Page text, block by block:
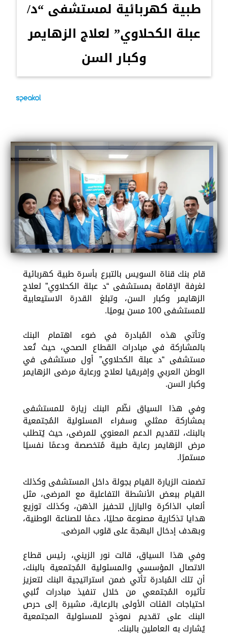
طبية كهربائية لمستشفى “د/
عبلة الكحلاوي” لعلاج الزهايمر
وكبار السن
قام بنك قناة السويس بالتبرع بأسرة طبية كهربائية
لغرفة الإقامة بمستشفى “د عبلة الكحلاوي” لعلاج
الزهايمر وكبار السن، وتبلغ القدرة الاستيعابية
للمستشفى 100 مسن يوميًا.
وتأتي هذه المُبادرة في ضوء اهتمام البنك
بالمشاركة في مبادرات القطاع الصحي، حيث تُعد
مستشفى “د عبلة الكحلاوي” أول مستشفى في
الوطن العربي وإفريقيا لعلاج ورعاية مرضى الزهايمر
وكبار السن.
وفي هذا السياق نظّم البنك زيارة للمستشفى
بمشاركة ممثلي وسفراء المسئولية المُجتمعية
بالبنك، لتقديم الدعم المعنوي للمرضى، حيث يُتطلب
مرض الزهايمر رعاية طبية مُتخصصة ودعمًا نفسيًا
مستمرًا.
تضمنت الزيارة القيام بجولة داخل المستشفى وكذلك
القيام ببعض الأنشطة التفاعلية مع المرضى، مثل
ألعاب الذاكرة والبازل لتحفيز الذهن، وكذلك توزيع
هدايا تذكارية مصنوعة محليًا، دعمًا للصناعة الوطنية،
وبهدف إدخال البهجة على قلوب المرضى.
وفي هذا السياق، قالت نور الزيني، رئيس قطاع
الاتصال المؤسسي والمسئولية المُجتمعية بالبنك،
أن تلك المُبادرة تأتي ضمن استراتيجية البنك لتعزيز
تأثيره المُجتمعي من خلال تنفيذ مبادرات تُلبي
احتياجات الفئات الأولى بالرعاية، مشيرة إلى حرص
البنك على تقديم نموذج للمسئولية المجتمعية
يُشارك به العاملين بالبنك.